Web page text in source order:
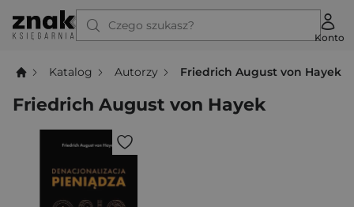
Czego szukasz?
Konto
Katalog Autorzy Friedrich August von Hayek
Friedrich August von Hayek